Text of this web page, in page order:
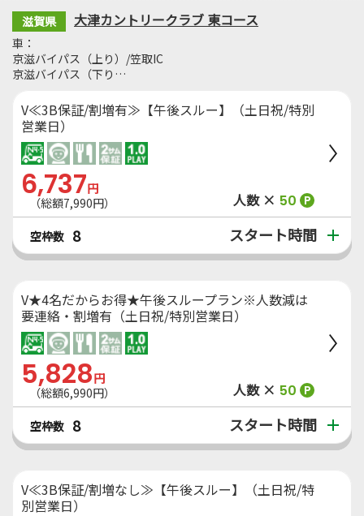
滋賀県 大津カントリークラブ 東コース
車：
京滋バイパス（上り）/笠取IC
京滋バイパス（下り…
V≪3B保証/割増有≫【午後スルー】（土日祝/特別
営業日）
6,737円
（総額7,990円）
人数 × 50 P
空枠数 8 スタート時間
V★4名だからお得★午後スループラン※人数減は
要連絡・割増有（土日祝/特別営業日）
5,828円
（総額6,990円）
人数 × 50 P
空枠数 8 スタート時間
V≪3B保証/割増なし≫【午後スルー】（土日祝/特
別営業日）